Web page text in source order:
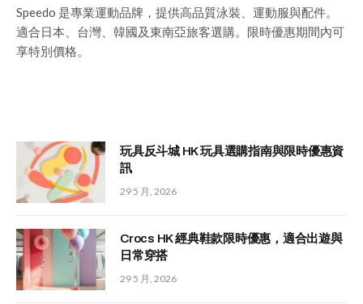
Speedo 是專業運動品牌，提供高品質泳裝、運動服與配件。
適合日本、台灣、韓國及東南亞旅客選購。限時優惠期間內可
享特別價格。
玩具反斗城 HK 玩具選購指南與限時優惠資
訊
29 5 月, 2026
Crocs HK 經典鞋款限時優惠，適合出遊與
日常穿搭
29 5 月, 2026